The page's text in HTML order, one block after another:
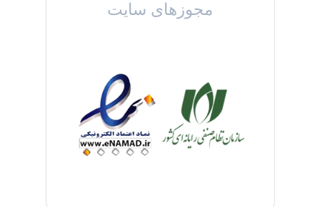
مجوزهای سایت